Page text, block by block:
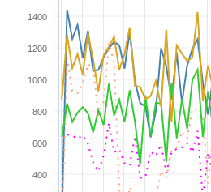
View as data table, Chart
The chart has 1 X axis
The chart has 1 Y axis
400
600
800
1000
1200
1400